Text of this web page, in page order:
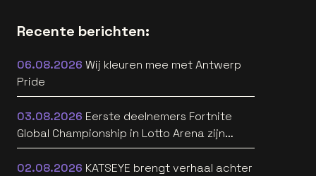
Recente berichten:
06.08.2026 Wij kleuren mee met Antwerp
Pride
03.08.2026 Eerste deelnemers Fortnite
Global Championship in Lotto Arena zijn
bekend
02.08.2026 KATSEYE brengt verhaal achter